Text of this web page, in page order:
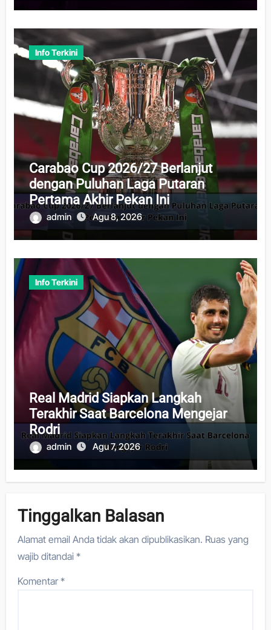
Info Terkini
Carabao Cup 2026/27 Berlanjut
dengan Puluhan Laga Putaran
Pertama Akhir Pekan Ini
admin Agu 8, 2026
Info Terkini
Real Madrid Siapkan Langkah
Terakhir Saat Barcelona Mengejar
Rodri
admin Agu 7, 2026
Tinggalkan Balasan
Alamat email Anda tidak akan dipublikasikan. Ruas yang
wajib ditandai*
Komentar*